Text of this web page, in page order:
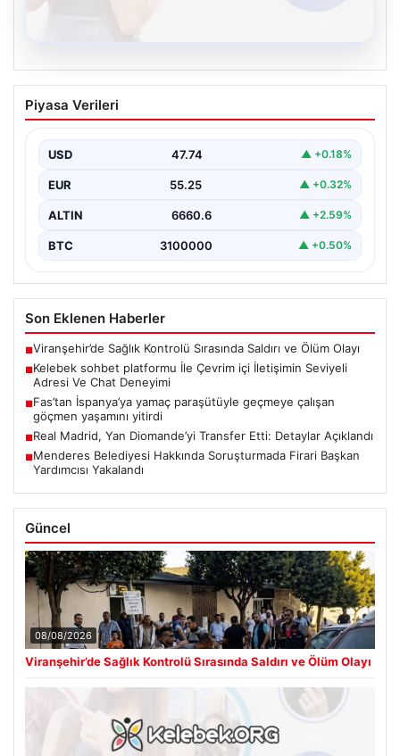
Kelebek sohbet platformu İle Çevrim içi
İletişimin Seviyeli Adresi Ve Chat
Dijital ortamında insanların güvenli bir tarzda bağlantı
Halen…
Piyasa Verileri
USD 47.74 ▲ +0.18%
EUR 55.25 ▲ +0.32%
ALTIN 6660.6 ▲ +2.59%
BTC 3100000 ▲ +0.50%
Son Eklenen Haberler
■Viranşehir’de Sağlık Kontrolü Sırasında Saldırı ve Ölüm Olayı
■Kelebek sohbet platformu İle Çevrim içi İletişimin Seviyeli
Adresi Ve Chat Deneyimi
■Fas’tan İspanya’ya yamaç paraşütüyle geçmeye çalışan
göçmen yaşamını yitirdi
■Real Madrid, Yan Diomande’yi Transfer Etti: Detaylar Açıklandı
■Menderes Belediyesi Hakkında Soruşturmada Firari Başkan
Yardımcısı Yakalandı
Güncel
08/08/2026
Viranşehir’de Sağlık Kontrolü Sırasında Saldırı ve Ölüm Olayı